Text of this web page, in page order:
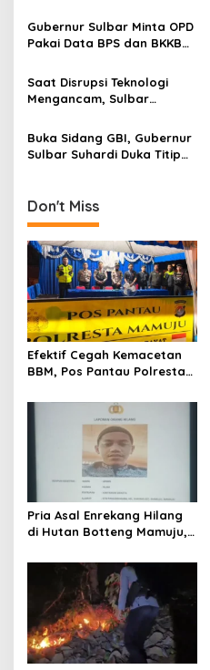
g
a
t
i
o
n
Suhardi Duka?
Gubernur Sulbar Minta OPD
Pakai Data BPS dan BKKBN
Penurunan Stunting
Saat Disrupsi Teknologi
Mengancam, Sulbar
Sebagai Penyaring
Buka Sidang GBI, Gubernur
Sulbar Suhardi Duka Titip
Don't Miss
Efektif Cegah Kemacetan
BBM, Pos Pantau Polresta
SPBU Kali Mamuju
Pria Asal Enrekang Hilang
di Hutan Botteng Mamuju,
Kelaparan ke Istri